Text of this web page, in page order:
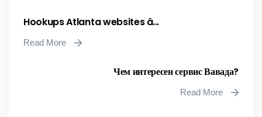
Hookups Atlanta websites â...
Read More
Чем интересен сервис Вавада?
Read More